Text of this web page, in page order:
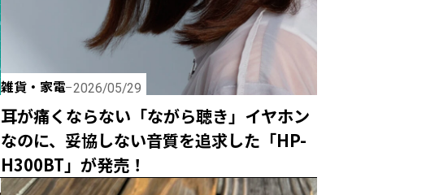
雑貨・家電 2026/05/29
耳が痛くならない「ながら聴き」イヤホン
なのに、妥協しない音質を追求した「HP-
H300BT」が発売！